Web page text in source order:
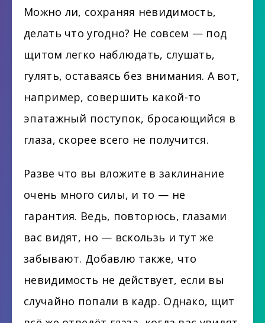
Можно ли, сохраняя невидимость,
делать что угодно? Не совсем — под
щитом легко наблюдать, слушать,
гулять, оставаясь без внимания. А вот,
например, совершить какой-то
эпатажный поступок, бросающийся в
глаза, скорее всего не получится.
Разве что вы вложите в заклинание
очень много силы, и то — не
гарантия. Ведь, повторюсь, глазами
вас видят, но — вскользь и тут же
забывают. Добавлю также, что
невидимость не действует, если вы
случайно попали в кадр. Однако, щит